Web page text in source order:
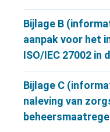
Bijlage B
aanpak voor het
ISO/IEC 27002 in
Bijlage C
naleving van